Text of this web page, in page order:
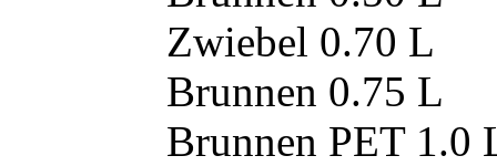
Zwiebel 0.70 L
Brunnen 0.75 L
Brunnen PET 1.0